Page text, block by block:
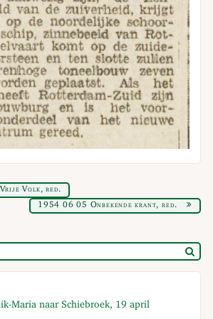
Volk, red.
1954 06 05 Onbekende krant, red.
Maria naar Schiebroek, 19 april